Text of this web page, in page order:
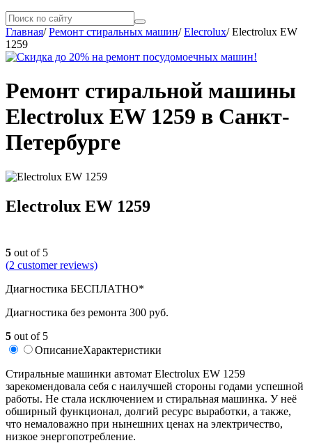
Главная/Ремонт стиральных машин/Elecrolux/Electrolux EW
1259
Ремонт стиральной машины
Electrolux EW 1259 в Санкт-
Петербурге
Electrolux EW 1259
5 out of 5
(2 customer reviews)
Диагностика БЕСПЛАТНО*
Диагностика без ремонта 300 руб.
5 out of 5
ОписаниеХарактеристики
Стиральные машинки автомат Electrolux EW 1259
зарекомендовала себя с наилучшей стороны годами успешной
работы. Не стала исключением и стиральная машинка. У неё
обширный функционал, долгий ресурс выработки, а также,
что немаловажно при нынешних ценах на электричество,
низкое энергопотребление.